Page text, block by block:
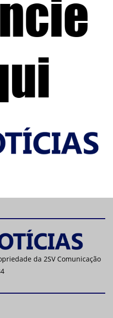
da 2SV Comunicação